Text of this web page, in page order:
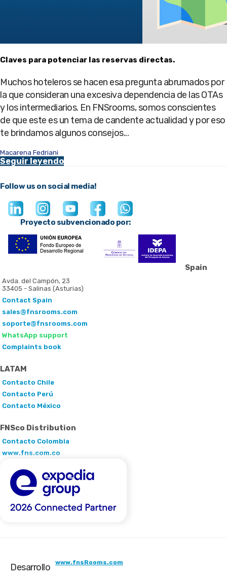
Claves para potenciar las reservas directas.
Muchos hoteleros se hacen esa pregunta abrumados por
la que consideran una excesiva dependencia de las OTAs
y los intermediarios. En FNSrooms, somos conscientes
de que este es un tema de candente actualidad y por eso
te brindamos algunos consejos...
Macarena Fedriani
Seguir leyendo
Follow us on social media!
Proyecto subvencionado por:
Spain
Avda. del Campón, 23
33405 - Salinas (Asturias)
Contact Spain
sales@fnsrooms.com
soporte@fnsrooms.com
WhatsApp support
Complaints book
LATAM
Contacto Chile
Contacto Perú
Contacto México
FNSco Distribution
Contacto Colombia
www.fns.com.co
Desarrollo www.fnsRooms.com